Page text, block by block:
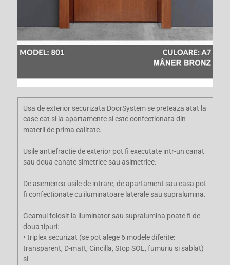
Usa de exterior securizata DoorSystem se preteaza atat la
case cat si la apartamente si este confectionata din
materii de prima calitate.
Usile antiefractie de exterior pot fi executate intr-un canat
sau doua canate simetrice sau asimetrice.
De asemenea usile de intrare, de apartament sau casa pot
fi confectionate cu iluminatoare laterale sau supralumina.
Geamul folosit la iluminator sau supralumina poate fi de
doua tipuri:
• triplex securizat (se pot alege 6 modele diferite:
transparent, D-matt, Cincilla, Stop SOL, fumuriu si sablat)
si